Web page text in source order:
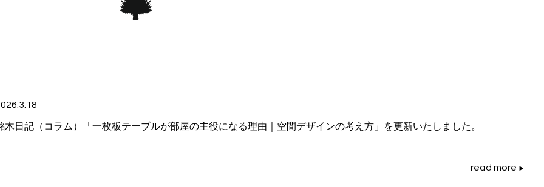
木日記（コラム）「一枚板テーブルが部屋の主役になる理由｜空間デザインの考え方」を更新いたしました。
read more ▶